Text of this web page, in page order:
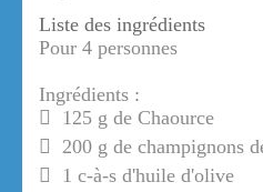
Liste des ingrédients
Pour 4 personnes
Ingrédients :
125 g de Chaource
200 g de champignons
1 c-à-s d'huile d'olive